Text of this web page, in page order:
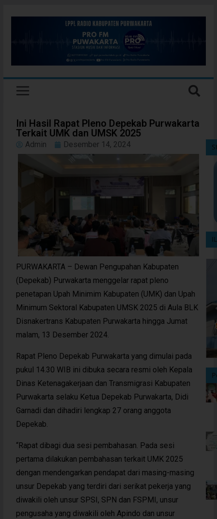
Ini Hasil Rapat Pleno Depekab Purwakarta
Terkait UMK dan UMSK 2025
Admin Desember 14, 2024
PURWAKARTA – Dewan Pengupahan Kabupaten
(Depekab) Purwakarta menggelar rapat pleno
penetapan Upah Minimim Kabupaten (UMK) dan Upah
Minimum Sektoral Kabupaten UMSK 2025 di Aula BLK
Disnakertrans Kabupaten Purwakarta hingga Jumat
malam, 13 Desember 2024.
Rapat Pleno Depekab Purwakarta yang dimulai pada
pukul 14.30 WIB ini dibuka secara resmi oleh Kepala
Dinas Ketenagakerjaan dan Transmigrasi Kabupaten
Purwakarta selaku Ketua Depekab Purwakarta, Didi
Garnadi dan dihadiri lengkap 27 orang anggota
Depekab.
“Rapat dibagi dua sesi pembahasan. Pada sesi
pertama dilakukan pembahasan terkait UMK 2025
dengan mendengarkan pendapat dari masing-masing
unsur Depekab yang terdiri dari serikat pekerja yang
diwakili oleh unsur SPSI, SPN dan FSPMI, unsur
pengusaha yang diwakili oleh Apindo dan unsur